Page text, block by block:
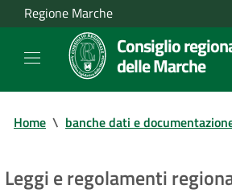
Regione Marche
Consiglio
delle Marche
Home \ banche dati e
Leggi e regolamenti